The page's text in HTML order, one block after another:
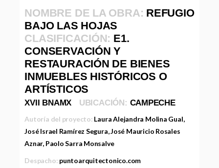
NOMBRE DE LA OBRA: REFUGIO
BAJO LAS HOJAS
CLASIFICACIÓN: E1.
CONSERVACIÓN Y
RESTAURACIÓN DE BIENES
INMUEBLES HISTÓRICOS O
ARTÍSTICOS
XVII BNAMX UBICACIÓN: CAMPECHE
Autoría del proyecto: Laura Alejandra Molina Gual,
José Israel Ramírez Segura, José Mauricio Rosales
Aznar, Paolo Sarra Monsalve
Despacho: puntoarquitectonico.com